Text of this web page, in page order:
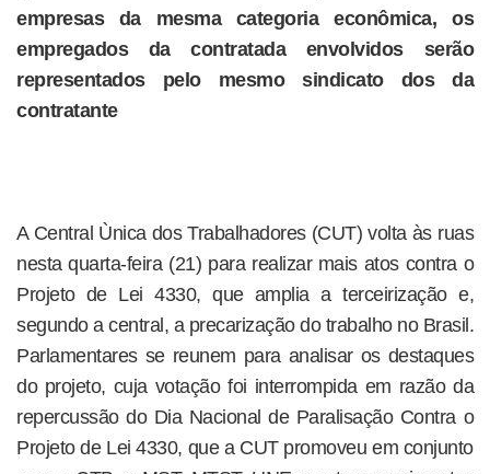
empresas da mesma categoria econômica, os
empregados da contratada envolvidos serão
representados pelo mesmo sindicato dos da
contratante
A Central Ùnica dos Trabalhadores (CUT) volta às ruas
nesta quarta-feira (21) para realizar mais atos contra o
Projeto de Lei 4330, que amplia a terceirização e,
segundo a central, a precarização do trabalho no Brasil.
Parlamentares se reunem para analisar os destaques
do projeto, cuja votação foi interrompida em razão da
repercussão do Dia Nacional de Paralisação Contra o
Projeto de Lei 4330, que a CUT promoveu em conjunto